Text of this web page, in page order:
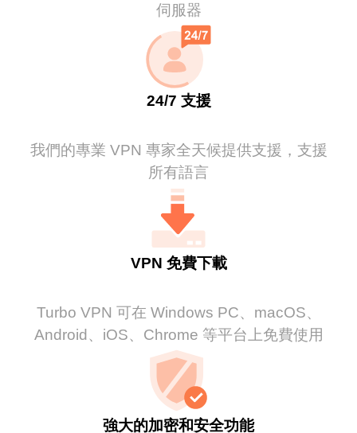
伺服器
24/7 支援
我們的專業 VPN 專家全天候提供支援，支援
所有語言
VPN 免費下載
Turbo VPN 可在 Windows PC、macOS、
Android、iOS、Chrome 等平台上免費使用
強大的加密和安全功能